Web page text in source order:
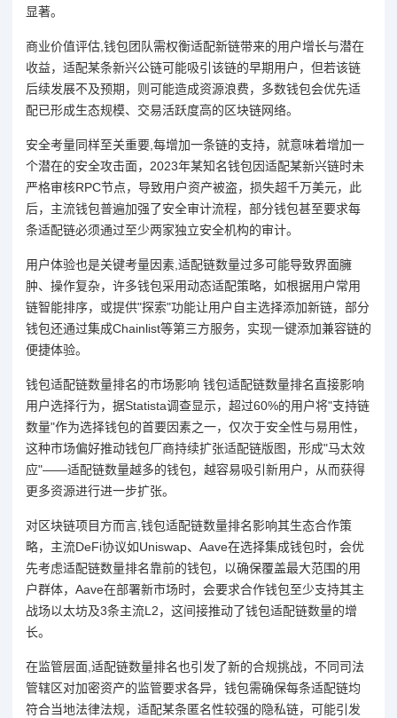
显著。
商业价值评估,钱包团队需权衡适配新链带来的用户增长与潜在
收益，适配某条新兴公链可能吸引该链的早期用户，但若该链
后续发展不及预期，则可能造成资源浪费，多数钱包会优先适
配已形成生态规模、交易活跃度高的区块链网络。
安全考量同样至关重要,每增加一条链的支持，就意味着增加一
个潜在的安全攻击面，2023年某知名钱包因适配某新兴链时未
严格审核RPC节点，导致用户资产被盗，损失超千万美元，此
后，主流钱包普遍加强了安全审计流程，部分钱包甚至要求每
条适配链必须通过至少两家独立安全机构的审计。
用户体验也是关键考量因素,适配链数量过多可能导致界面臃
肿、操作复杂，许多钱包采用动态适配策略，如根据用户常用
链智能排序，或提供"探索"功能让用户自主选择添加新链，部分
钱包还通过集成Chainlist等第三方服务，实现一键添加兼容链的
便捷体验。
钱包适配链数量排名的市场影响 钱包适配链数量排名直接影响
用户选择行为，据Statista调查显示，超过60%的用户将"支持链
数量"作为选择钱包的首要因素之一，仅次于安全性与易用性，
这种市场偏好推动钱包厂商持续扩张适配链版图，形成"马太效
应"——适配链数量越多的钱包，越容易吸引新用户，从而获得
更多资源进行进一步扩张。
对区块链项目方而言,钱包适配链数量排名影响其生态合作策
略，主流DeFi协议如Uniswap、Aave在选择集成钱包时，会优
先考虑适配链数量排名靠前的钱包，以确保覆盖最大范围的用
户群体，Aave在部署新市场时，会要求合作钱包至少支持其主
战场以太坊及3条主流L2，这间接推动了钱包适配链数量的增
长。
在监管层面,适配链数量排名也引发了新的合规挑战，不同司法
管辖区对加密资产的监管要求各异，钱包需确保每条适配链均
符合当地法律法规，适配某条匿名性较强的隐私链，可能引发